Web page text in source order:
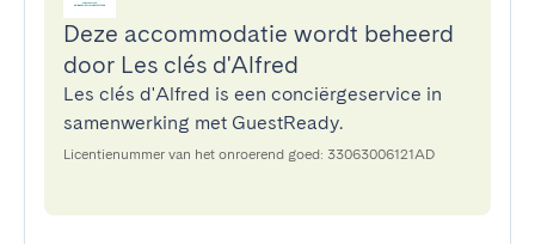
Deze accommodatie wordt beheerd
door Les clés d'Alfred
Les clés d'Alfred is een conciërgeservice in
samenwerking met GuestReady.
Licentienummer van het onroerend goed: 33063006121AD